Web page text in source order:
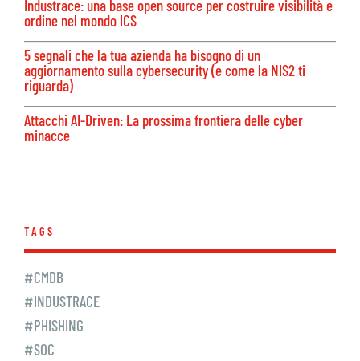
Industrace: una base open source per costruire visibilità e
ordine nel mondo ICS
5 segnali che la tua azienda ha bisogno di un
aggiornamento sulla cybersecurity (e come la NIS2 ti
riguarda)
Attacchi AI-Driven: La prossima frontiera delle cyber
minacce
TAGS
#CMDB
#INDUSTRACE
#PHISHING
#SOC